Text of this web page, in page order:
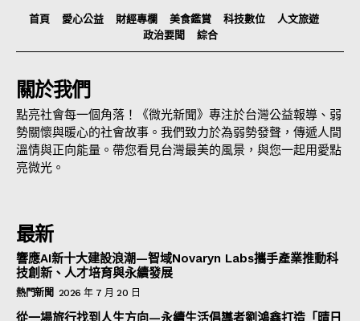
首頁 愛心公益 財經專欄 美食鑑賞 科技數位
人文旅遊
政治要聞
綜合
關於我們
點亮社會每一個角落！《微光新聞》專注於台灣公益報導、弱
勢關懷與暖心的社會故事。我們致力於為弱勢發聲，傳遞人間
溫情與正向能量。帶您看見台灣最美的風景，與您一起用愛點
亮微光。
最新
響應AI新十大建設浪潮—智域Novaryn Labs攜手產業推動科
技創新、人才培育與永續發展
熱門新聞 2026 年 7 月 20 日
從一場旅行找到人生方向—永續生活倡導者劉鴻鑫打造「晴日